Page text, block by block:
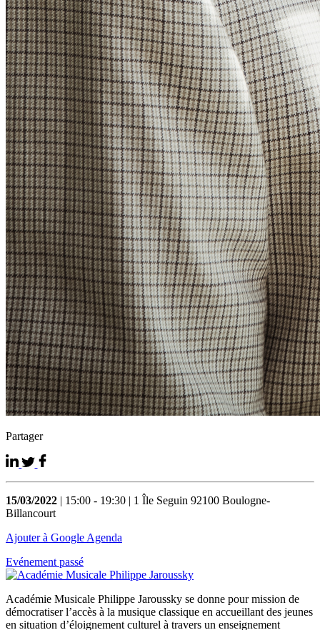
Partager
15/03/2022 | 15:00 - 19:30 | 1 Île Seguin 92100 Boulogne-
Billancourt
Ajouter à Google Agenda
Evénement passé
Académie Musicale Philippe Jaroussky se donne pour mission de
démocratiser l’accès à la musique classique en accueillant des jeunes
en situation d’éloignement culturel à travers un enseignement